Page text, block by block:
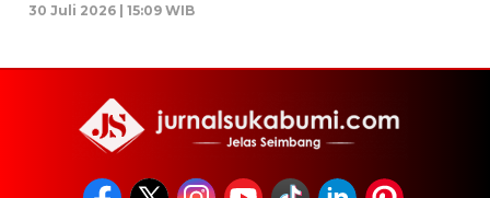
30 Juli 2026 | 15:09 WIB